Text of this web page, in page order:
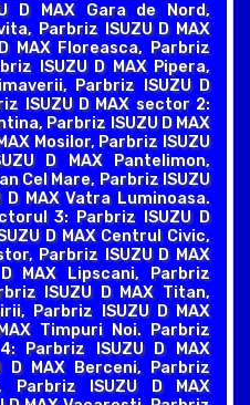
D MAX Gara de Nord,
Parbriz ISUZU D MAX
MAX Floreasca, Parbriz
ISUZU D MAX Pipera,
Parbriz ISUZU D
ISUZU D MAX sector 2:
Parbriz ISUZU D MAX
Mosilor, Parbriz ISUZU
D MAX Pantelimon,
Cel Mare, Parbriz ISUZU
D MAX Vatra Luminoasa.
3: Parbriz ISUZU D
D MAX Centrul Civic,
Parbriz ISUZU D MAX
MAX Lipscani, Parbriz
ISUZU D MAX Titan,
Parbriz ISUZU D MAX
Timpuri Noi. Parbriz
Parbriz ISUZU D MAX
D MAX Berceni, Parbriz
Parbriz ISUZU D MAX